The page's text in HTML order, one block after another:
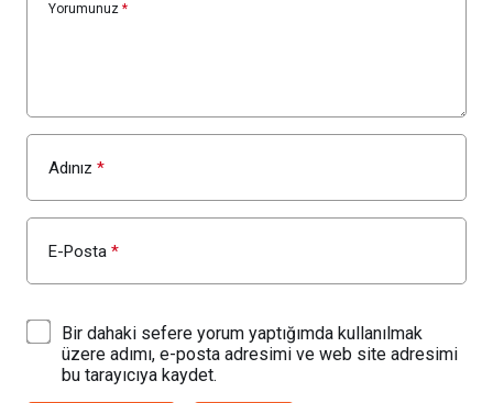
Yorumunuz *
Adınız *
E-Posta *
Bir dahaki sefere yorum yaptığımda kullanılmak
üzere adımı, e-posta adresimi ve web site adresimi
bu tarayıcıya kaydet.